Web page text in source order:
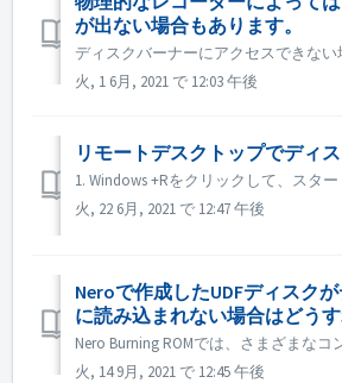
が出ない場合もあります。
火, 1 6月, 2021 で 12:03 午後
リモートデスクトップでディ
火, 22 6月, 2021 で 12:47 午後
Neroで作成したUDFディスク
に読み込まれない場合はどう
火, 14 9月, 2021 で 12:45 午後